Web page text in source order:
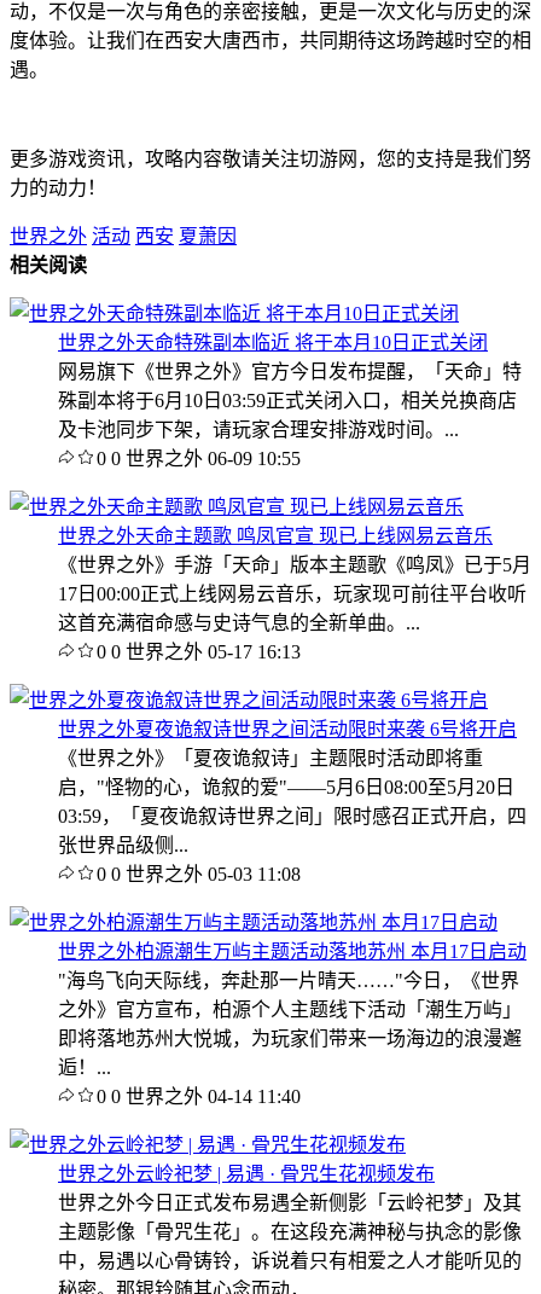
动，不仅是一次与角色的亲密接触，更是一次文化与历史的深
度体验。让我们在西安大唐西市，共同期待这场跨越时空的相
遇。
更多游戏资讯，攻略内容敬请关注切游网，您的支持是我们努
力的动力！
世界之外 活动 西安 夏萧因
相关阅读
世界之外天命特殊副本临近 将于本月10日正式关闭
网易旗下《世界之外》官方今日发布提醒，「天命」特
殊副本将于6月10日03:59正式关闭入口，相关兑换商店
及卡池同步下架，请玩家合理安排游戏时间。...
0 0 世界之外 06-09 10:55
世界之外天命主题歌 鸣凤官宣 现已上线网易云音乐
《世界之外》手游「天命」版本主题歌《鸣凤》已于5月
17日00:00正式上线网易云音乐，玩家现可前往平台收听
这首充满宿命感与史诗气息的全新单曲。...
0 0 世界之外 05-17 16:13
世界之外夏夜诡叙诗世界之间活动限时来袭 6号将开启
《世界之外》「夏夜诡叙诗」主题限时活动即将重
启，"怪物的心，诡叙的爱"——5月6日08:00至5月20日
03:59，「夏夜诡叙诗世界之间」限时感召正式开启，四
张世界品级侧...
0 0 世界之外 05-03 11:08
世界之外柏源潮生万屿主题活动落地苏州 本月17日启动
"海鸟飞向天际线，奔赴那一片晴天……"今日，《世界
之外》官方宣布，柏源个人主题线下活动「潮生万屿」
即将落地苏州大悦城，为玩家们带来一场海边的浪漫邂
逅！...
0 0 世界之外 04-14 11:40
世界之外云岭祀梦 | 易遇 · 骨咒生花视频发布
世界之外今日正式发布易遇全新侧影「云岭祀梦」及其
主题影像「骨咒生花」。在这段充满神秘与执念的影像
中，易遇以心骨铸铃，诉说着只有相爱之人才能听见的